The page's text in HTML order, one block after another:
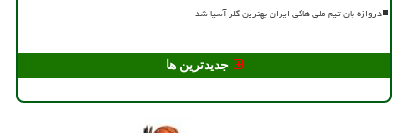
دروازه بان تیم ملی هاکی ایران بهترین گلر آسیا شد
جدیدترین ها